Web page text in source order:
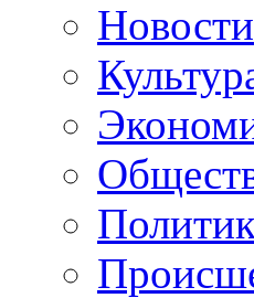
Новости